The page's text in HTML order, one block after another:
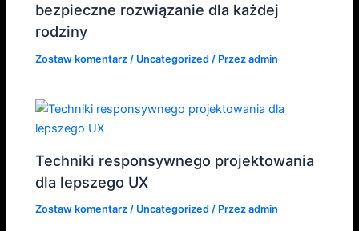
bezpieczne rozwiązanie dla każdej
rodziny
Zostaw komentarz / Uncategorized / Przezadmin
Techniki responsywnego projektowania
dla lepszego UX
Zostaw komentarz / Uncategorized / Przezadmin